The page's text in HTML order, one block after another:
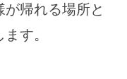
帰れる場所と
す。